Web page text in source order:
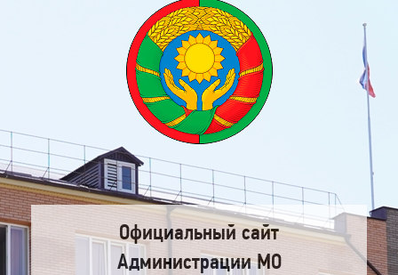
Официальный сайт
Администрации МО